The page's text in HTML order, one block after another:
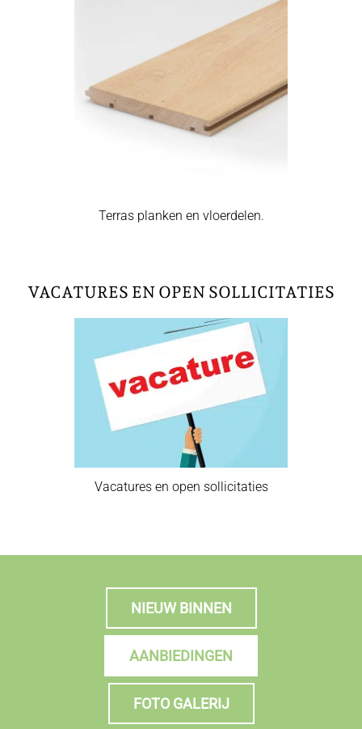
Terras planken en vloerdelen.
VACATURES EN OPEN SOLLICITATIES
Vacatures en open sollicitaties
NIEUW BINNEN
AANBIEDINGEN
FOTO GALERIJ